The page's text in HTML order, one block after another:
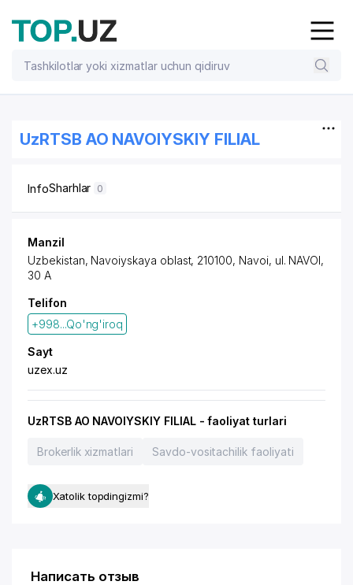
UzRTSB AO NAVOIYSKIY FILIAL
InfoSharhlar 0
Manzil
Uzbekistan, Navoiyskaya oblast, 210100, Navoi, ul. NAVOI,
30 A
Telifon
+998...Qo'ng'iroq
Sayt
uzex.uz
UzRTSB AO NAVOIYSKIY FILIAL - faoliyat turlari
Brokerlik xizmatlari Savdo-vositachilik faoliyati
Xatolik topdingizmi?
Написать отзыв